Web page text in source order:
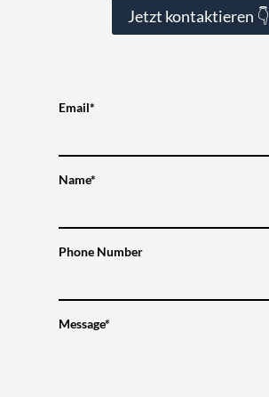
Jetzt kontaktieren 👇
Email*
Name*
Phone Number
Message*